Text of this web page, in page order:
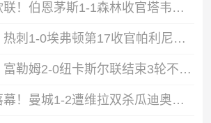
首次参加欧联！伯恩茅斯1-1森林收官塔韦尼耶救主怀特远射破门
保级成功！热刺1-0埃弗顿第17收官帕利尼亚制胜热刺近6轮仅1负
赢球收官！富勒姆2-0纽卡斯尔联结束3轮不胜迪奥普、凯尔尼破门
瓜帅时代落幕！曼城1-2遭维拉双杀瓜迪奥拉、B席、斯通斯告别战